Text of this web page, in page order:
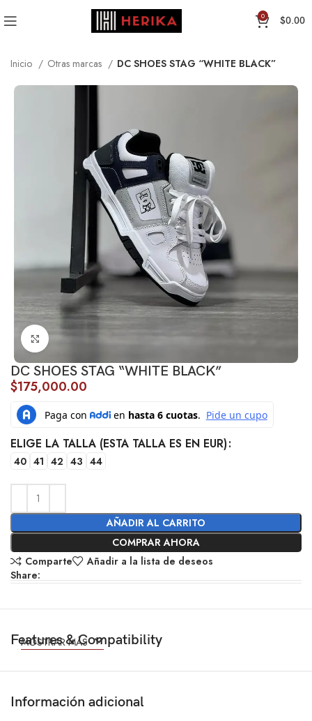
0 $0.00
Inicio Otras marcas DC SHOES STAG “WHITE BLACK”
Click to enlarge
DC SHOES STAG “WHITE BLACK”
$175,000.00
ELIGE LA TALLA (ESTA TALLA ES EN EUR)
40 41 42 43 44
AÑADIR AL CARRITO
COMPRAR AHORA
Comparte
Añadir a la lista de deseos
Share:
Features & Compatibility
MOSTRAR MÁS
Información adicional